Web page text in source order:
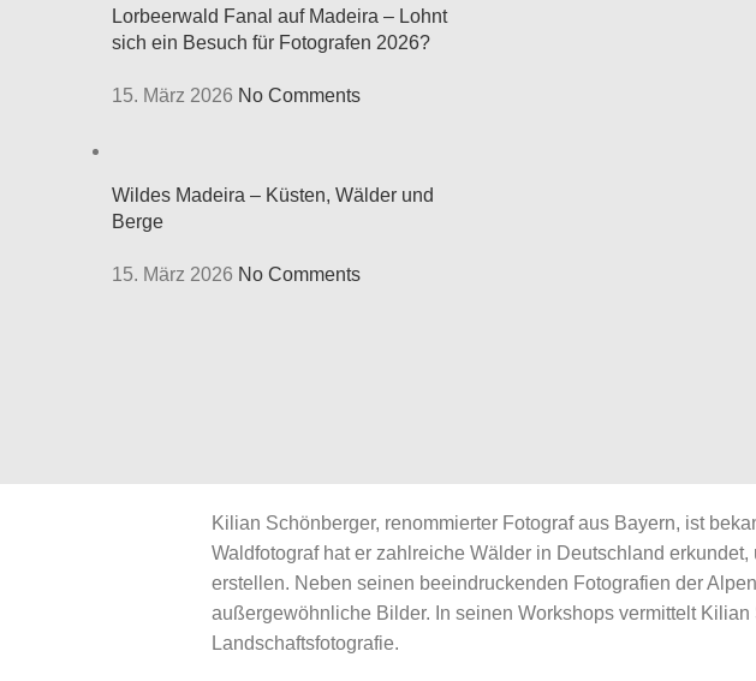
Lorbeerwald Fanal auf Madeira – Lohnt
sich ein Besuch für Fotografen 2026?
15. März 2026 No Comments
Wildes Madeira – Küsten, Wälder und
Berge
15. März 2026 No Comments
Kilian Schönberger, renommierter Fotograf aus Bayern, ist
Waldfotograf hat er zahlreiche Wälder in Deutschland
erstellen. Neben seinen beeindruckenden Fotografien der
außergewöhnliche Bilder. In seinen Workshops vermittelt
Landschaftsfotografie.